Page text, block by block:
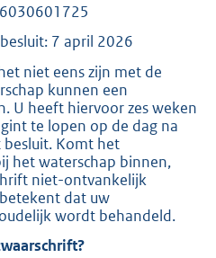
b
7 april 2026
niet eens zijn met de
kunnen een
U heeft hiervoor zes weken
te lopen op de dag na
Komt het
het waterschap binnen,
niet-ontvankelijk
dat uw
wordt behandeld.